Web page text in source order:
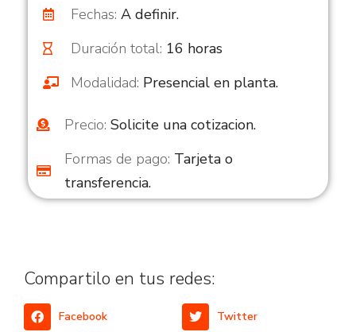
Fechas: A definir.
Duración total: 16 horas
Modalidad: Presencial en planta.
Precio: Solicite una cotizacion.
Formas de pago: Tarjeta o
transferencia.
Compartilo en tus redes:
Facebook Twitter